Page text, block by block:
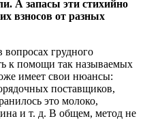
А запасы эти стихийно
взносов от разных
грудного
к помощи так называемых
имеет свои нюансы:
поставщиков,
это молоко,
и т. д. В общем, метод не